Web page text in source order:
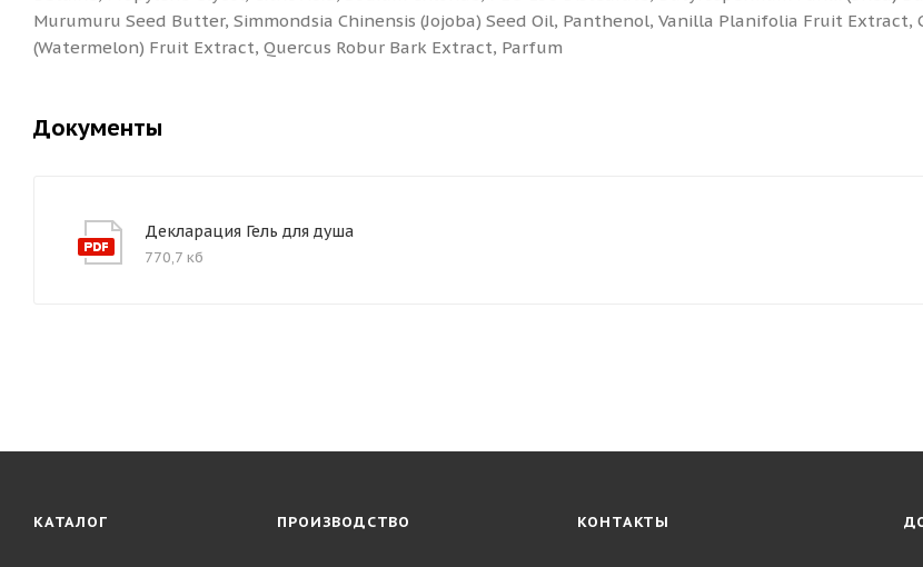
Murumuru Seed Butter, Simmondsia Chinensis (Jojoba) Seed Oil, Panthenol, Vanilla Planifolia Fruit Extract,
(Watermelon) Fruit Extract, Quercus Robur Bark Extract, Parfum
Документы
Декларация Гель для душа
770,7 кб
КАТАЛОГ ПРОИЗВОДСТВО КОНТАКТЫ